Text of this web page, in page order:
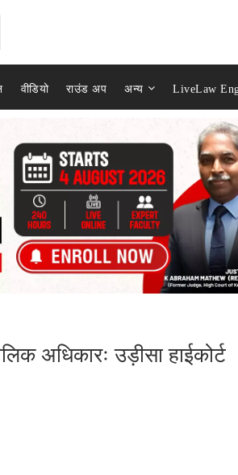
वीडियो राउंड अप अन्य LiveLaw
अधिकारः उड़ीसा हाईकोर्ट